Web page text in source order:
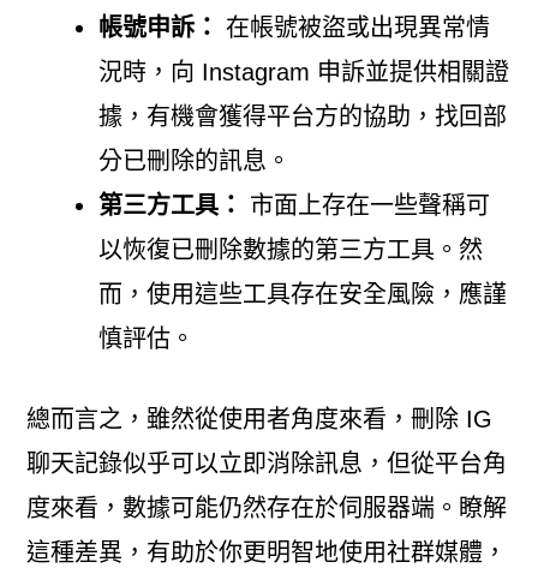
帳號申訴：
在帳號被盜或出現異常情
況時，向 Instagram 申訴並提供相關證
據，有機會獲得平台方的協助，找回部
分已刪除的訊息。
第三方工具：
市面上存在一些聲稱可
以恢復已刪除數據的第三方工具。然
而，使用這些工具存在安全風險，應謹
慎評估。
總而言之，雖然從使用者角度來看，刪除 IG
聊天記錄似乎可以立即消除訊息，但從平台角
度來看，數據可能仍然存在於伺服器端。瞭解
這種差異，有助於你更明智地使用社群媒體，